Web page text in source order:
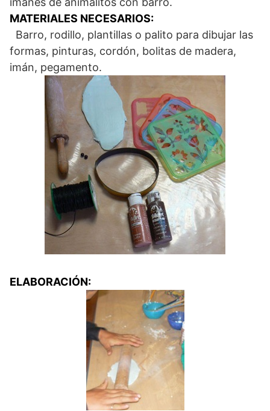
MATERIALES NECESARIOS:
Barro, rodillo, plantillas o palito para dibujar las
formas, pinturas, cordón, bolitas de madera,
imán, pegamento.
ELABORACIÓN: